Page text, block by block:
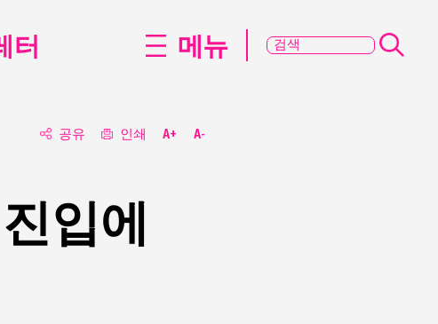
공유 인쇄 A+ A-
입에
터 메뉴